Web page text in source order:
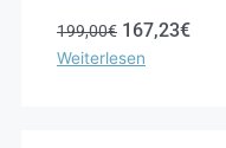
199,00€ 167,23€
Weiterlesen